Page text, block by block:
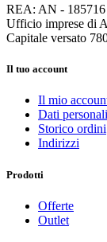
REA: AN - 185716
Ufficio imprese di
Capitale versato
Il tuo account
Il mio
Dati personali
Storico ordini
Indirizzi
Prodotti
Offerte
Outlet